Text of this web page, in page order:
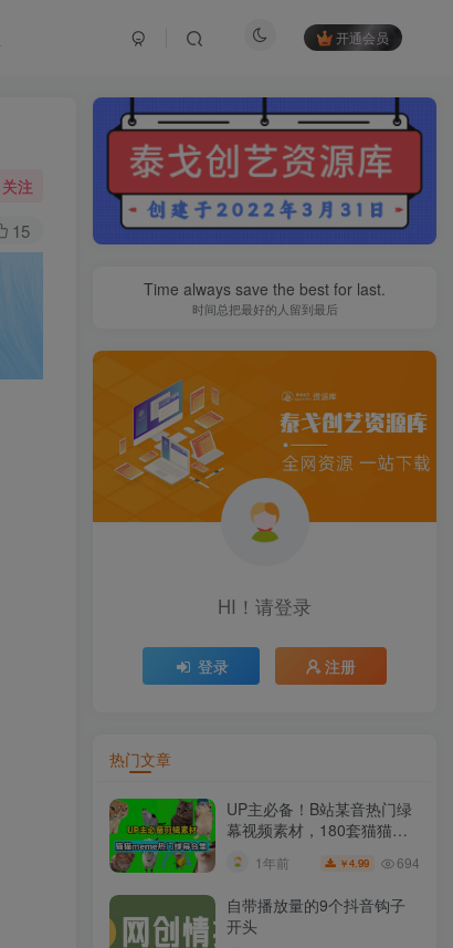
开通会员
关注
15
Time always save the best for last.
时间总把最好的人留到最后
HI！请登录
登录 注册
热门文章
UP主必备！B站某音热门绿
幕视频素材，180套猫猫
meme动态绿幕合集包，含
背景图BGM，含使用教程
1年前 ￥4.99 694
自带播放量的9个抖音钩子
开头